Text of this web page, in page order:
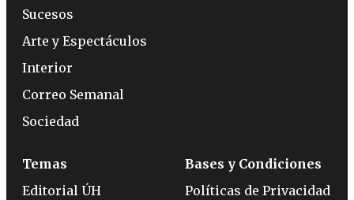
Sucesos
Arte y Espectáculos
Interior
Correo Semanal
Sociedad
Temas
Editorial ÚH
Bases y Condiciones
Políticas de Privacidad